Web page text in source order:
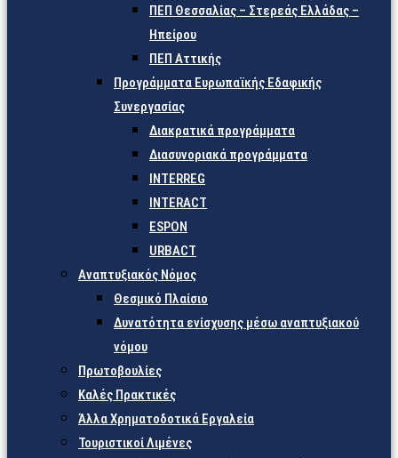
ΠΕΠ Θεσσαλίας – Στερεάς Ελλάδας –
Ηπείρου
ΠΕΠ Αττικής
Προγράμματα Ευρωπαϊκής Εδαφικής
Συνεργασίας
Διακρατικά προγράμματα
Διασυνοριακά προγράμματα
INTERREG
INTERACT
ESPON
URBACT
Αναπτυξιακός Νόμος
Θεσμικό Πλαίσιο
Δυνατότητα ενίσχυσης μέσω αναπτυξιακού
νόμου
Πρωτοβουλίες
Καλές Πρακτικές
Άλλα Χρηματοδοτικά Εργαλεία
Τουριστικοί Λιμένες